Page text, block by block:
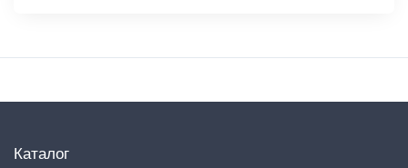
Каталог